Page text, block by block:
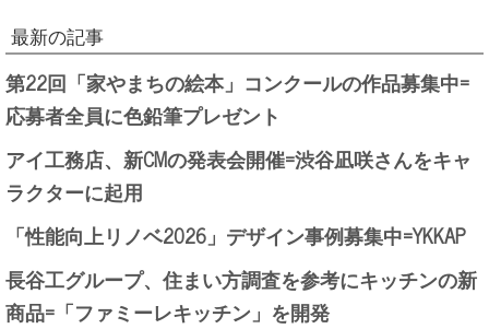
最新の記事
第22回「家やまちの絵本」コンクールの作品募集中=
応募者全員に色鉛筆プレゼント
アイ工務店、新CMの発表会開催=渋谷凪咲さんをキャ
ラクターに起用
「性能向上リノベ2026」デザイン事例募集中=YKKAP
長谷工グループ、住まい方調査を参考にキッチンの新
商品=「ファミーレキッチン」を開発